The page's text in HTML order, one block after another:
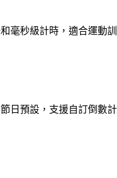
毫秒級計時，適合運動訓
日預設，支援自訂倒數計